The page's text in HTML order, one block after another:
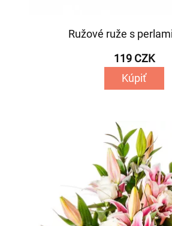
Ružové ruže s
119 CZK
Kúpiť